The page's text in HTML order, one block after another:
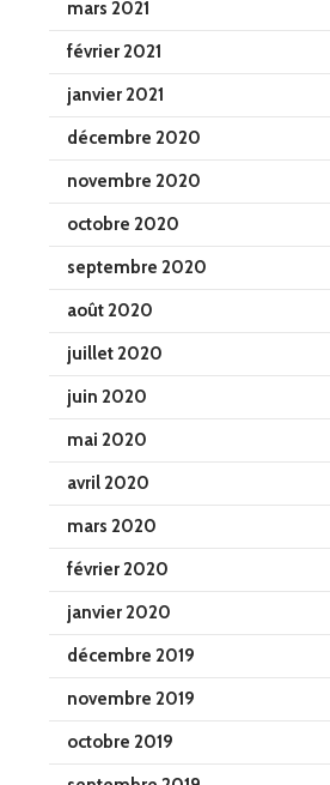
mars 2021
février 2021
janvier 2021
décembre 2020
novembre 2020
octobre 2020
septembre 2020
août 2020
juillet 2020
juin 2020
mai 2020
avril 2020
mars 2020
février 2020
janvier 2020
décembre 2019
novembre 2019
octobre 2019